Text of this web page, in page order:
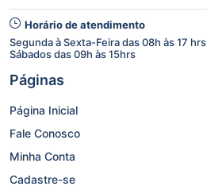
Horário de atendimento
Segunda à Sexta-Feira das 08h às 17 hrs
Sábados das 09h às 15hrs
Páginas
Página Inicial
Fale Conosco
Minha Conta
Cadastre-se